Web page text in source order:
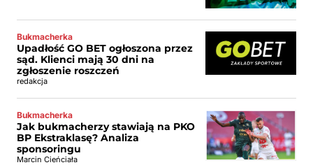
Bukmacherka
Upadłość GO BET ogłoszona przez
sąd. Klienci mają 30 dni na
zgłoszenie roszczeń
redakcja
Bukmacherka
Jak bukmacherzy stawiają na PKO
BP Ekstraklasę? Analiza
sponsoringu
Marcin Cieńciała